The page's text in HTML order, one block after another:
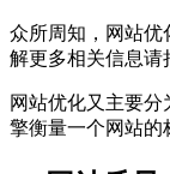
众所周知，网站优
解更多相关信息请
网站优化又主要
擎衡量一个网站的